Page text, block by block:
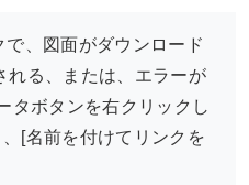
、図面がダウンロード
れる、または、エラーが
タボタンを右クリックし
[名前を付けてリンクを